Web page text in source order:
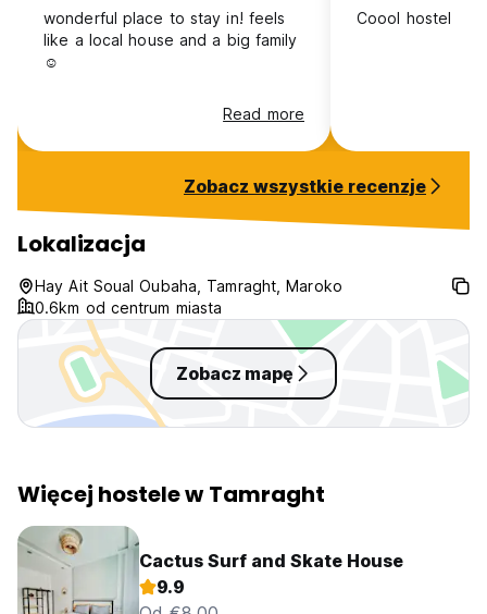
wonderful place to stay in! feels
like a local house and a big family
☺️
Read more
Coool hostel
Zobacz wszystkie recenzje
Lokalizacja
Hay Ait Soual Oubaha, Tamraght, Maroko
0.6km od centrum miasta
Zobacz mapę
Więcej hostele w Tamraght
Cactus Surf and Skate House
9.9